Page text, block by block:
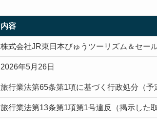
内容
株式会社JR東日本びゅうツーリズム＆セー
2026年5月26日
旅行業法第65条第1項に基づく行政処分（予
旅行業法第13条第1項第1号違反（掲示した